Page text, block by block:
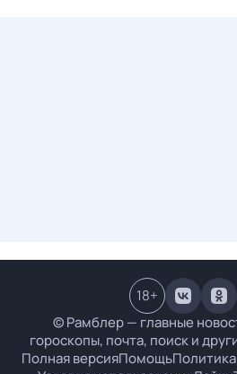
© Рамблер — главные
гороскопы, почта, поиск и
Полная версияПомощь
18+